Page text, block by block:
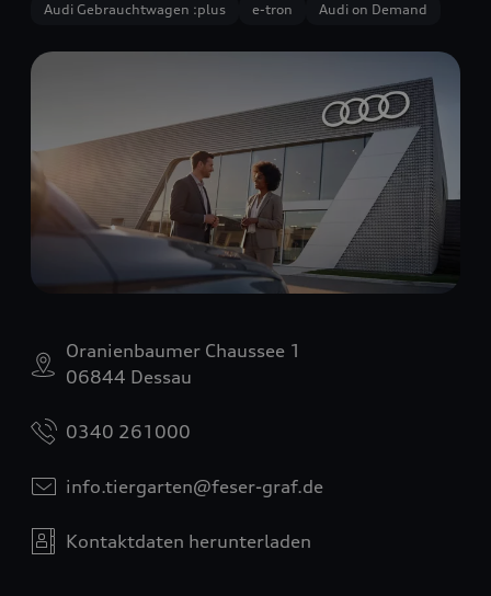
Audi Gebrauchtwagen :plus
e-tron Audi on Demand
Oranienbaumer Chaussee 1
06844 Dessau
0340 261000
info.tiergarten@feser-graf.de
Kontaktdaten herunterladen